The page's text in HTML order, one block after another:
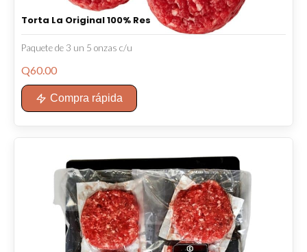
Torta La Original 100% Res
Paquete de 3 un 5 onzas c/u
Q60.00
Compra rápida